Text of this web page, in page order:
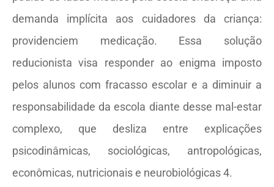
demanda implícita aos cuidadores da criança:
providenciem medicação. Essa solução
reducionista visa responder ao enigma imposto
pelos alunos com fracasso escolar e a diminuir a
responsabilidade da escola diante desse mal-estar
complexo, que desliza entre explicações
psicodinâmicas, sociológicas, antropológicas,
econômicas, nutricionais e neurobiológicas 4.